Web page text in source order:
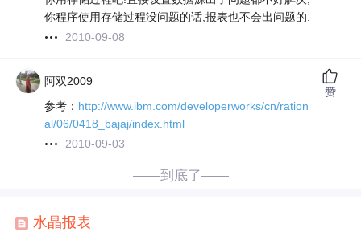
你程序使用存储过程没问题的话,报表也不会出问题的.
2010-09-08
阿双2009
参考： http://www.ibm.com/developerworks/cn/ration
al/06/0418_bajaj/index.html
2010-09-03
赞
——到底了——
水晶报表